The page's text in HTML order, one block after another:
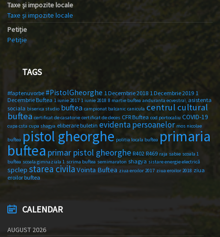
Taxe și impozite locale
Taxe și impozite locale
Petiție
Petiție
TAGS
#faptenuvorbe #PistolGheorghe 1 Decembrie 2018 1 Decembrie 2019 1
Decembrie Buftea 1 iunie 2017 1 iunie 2018 8 martie buftea anduranta ecvestra\ asistenta
sociala biserica studio buftea campionat balcanic canicula centrul cultural
buftea certificat de casatorie certificat de deces CFR Buftea cod portocaliu COVID-19
cupa csta cupa shagya eliberare buletin evidenta persoanelor mos nicolae
buftea pistol gheorghe politia locala buftea primaria
buftea primar pistol gheorghe R402 R469 raja sabie scoala 1
buftea scoala gimnaziala 1 scrima buftea semimaraton shagya sistare energie electrică
spclep starea civila Vointa Buftea ziua eroilor 2017 ziua eroilor 2018 ziua
eroilor buftea
CALENDAR
AUGUST 2026